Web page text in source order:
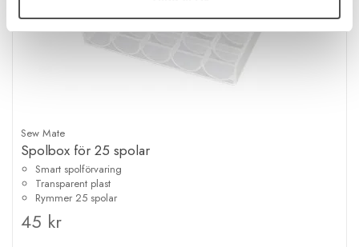
Sew Mate
Spolbox för 25 spolar
Smart spolförvaring
Transparent plast
Rymmer 25 spolar
45 kr